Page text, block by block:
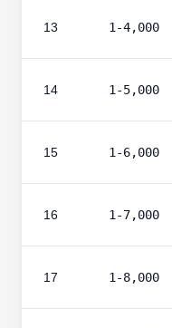
13 1-4,000
14 1-5,000
15 1-6,000
16 1-7,000
17 1-8,000